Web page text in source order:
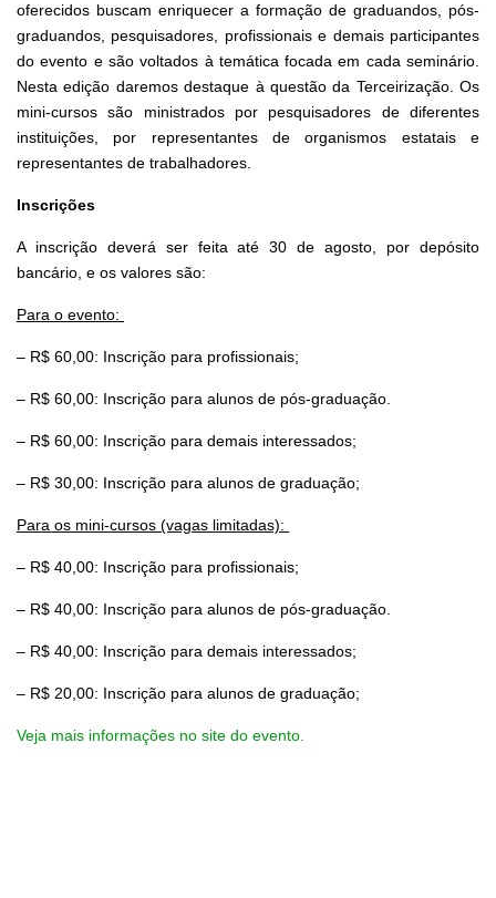
oferecidos buscam enriquecer a formação de graduandos, pós-
graduandos, pesquisadores, profissionais e demais participantes
do evento e são voltados à temática focada em cada seminário.
Nesta edição daremos destaque à questão da Terceirização. Os
mini-cursos são ministrados por pesquisadores de diferentes
instituições, por representantes de organismos estatais e
representantes de trabalhadores.
Inscrições
A inscrição deverá ser feita até 30 de agosto, por depósito
bancário, e os valores são:
Para o evento:
– R$ 60,00: Inscrição para profissionais;
– R$ 60,00: Inscrição para alunos de pós-graduação.
– R$ 60,00: Inscrição para demais interessados;
– R$ 30,00: Inscrição para alunos de graduação;
Para os mini-cursos (vagas limitadas):
– R$ 40,00: Inscrição para profissionais;
– R$ 40,00: Inscrição para alunos de pós-graduação.
– R$ 40,00: Inscrição para demais interessados;
– R$ 20,00: Inscrição para alunos de graduação;
Veja mais informações no site do evento.